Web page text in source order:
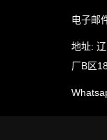
电子邮
地址:
厂B区